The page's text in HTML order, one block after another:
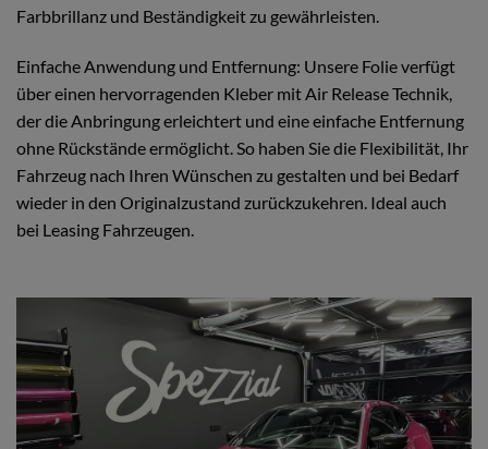
Farbbrillanz und Beständigkeit zu gewährleisten.
Einfache Anwendung und Entfernung: Unsere Folie verfügt
über einen hervorragenden Kleber mit Air Release Technik,
der die Anbringung erleichtert und eine einfache Entfernung
ohne Rückstände ermöglicht. So haben Sie die Flexibilität, Ihr
Fahrzeug nach Ihren Wünschen zu gestalten und bei Bedarf
wieder in den Originalzustand zurückzukehren. Ideal auch
bei Leasing Fahrzeugen.